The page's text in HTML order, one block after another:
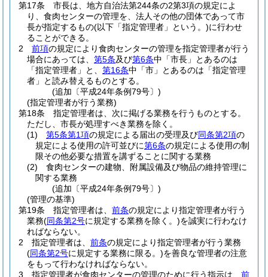
第17条
市長は、地方自治法第244条の2第3項の規定によ
り、食肉センターの管理を、法人その他の団体であって市
長が指定するもの(以下「指定管理者」という。)に行わせ
ることができる。
2
前項の規定により食肉センターの管理を指定管理者が行う
場合にあっては、 第5条及び第6条中「市長」とあるのは
「指定管理者」と、 第16条中「市」とあるのは「指定管理
者」と読み替えるものとする。
(追加〔平成24年条例79号〕)
(指定管理者が行う業務)
第18条
指定管理者は、次に掲げる業務を行うものとする。
ただし、市長が処理すべき業務を除く。
(1)
第5条第1項の規定による届出の受理及び同条第2項の
規定による使用の許可並びに第6条の規定による使用の制
限その他必要な措置を講ずることに関する業務
(2)
食肉センターの建物、附属設備及び物品の維持管理に
関する業務
(追加〔平成24年条例79号〕)
(管理の基準)
第19条
指定管理者は、 前条の規定により指定管理者が行う
業務(同条第2号に規定する業務を除く。)を誠実に行わなけ
ればならない。
2
指定管理者は、 前条の規定により指定管理者が行う業務
(同条第2号に規定する業務に限る。)を善良な管理者の注意
をもって行わなければならない。
3
指定管理者が食肉センターの管理のために行う指示は、 前